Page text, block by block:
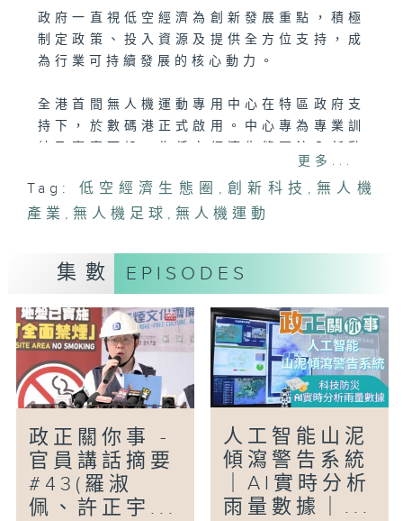
政府一直視低空經濟為創新發展重點，積極
制定政策、投入資源及提供全方位支持，成
為行業可持續發展的核心動力。
全港首間無人機運動專用中心在特區政府支
持下，於數碼港正式啟用。中心專為專業訓
力，展現政府推動創新科技和無人機產業的
堅定決心及長遠規劃。
解中心內的設施，以及無人機飛手對中心的
看法。
更多...
Tag: 低空經濟生態圈 , 創新科技 , 無人機
產業 ,無人機足球 ,無人機運動
集數 EPISODES
政正關你事 -
官員講話摘要
#43(羅淑
佩、許正宇...
人工智能山泥
傾瀉警告系統
｜AI實時分析
雨量數據｜...